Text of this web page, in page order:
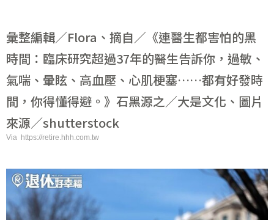
彙整編輯／Flora、摘自／《連醫生都害怕的黑
時間：臨床研究超過37年的醫生告訴你，過敏、
氣喘、暈眩、高血壓、心肌梗塞……都有好發時
間，你得懂得避。》石黑源之／大是文化、圖片
來源／shutterstock
Via https://retire.hhh.com.tw